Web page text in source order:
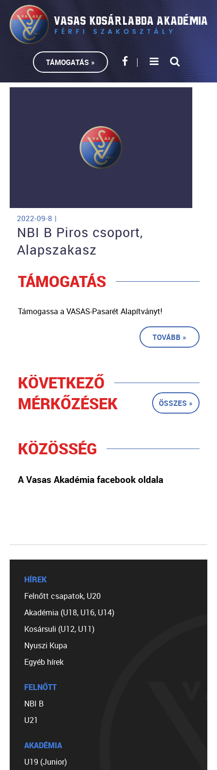
TÁMOGATÁS »
2022-09-8 |
NBI B Piros csoport,
Alapszakasz
TÁMOGATÁS
Támogassa a VASAS-Pasarét Alapítványt!
TOVÁBB »
KÖVETKEZŐ
MÉRKŐZÉSEK
ÖSSZES »
KÖZÖSSÉG
A Vasas Akadémia facebook oldala
HÍREK
Felnőtt csapatok, U20
Akadémia (U18, U16, U14)
Kosársuli (U12, U11)
Nyuszi Kupa
Egyéb hírek
FELNŐTT
NBI B
U21
AKADÉMIA
U19 (Junior)